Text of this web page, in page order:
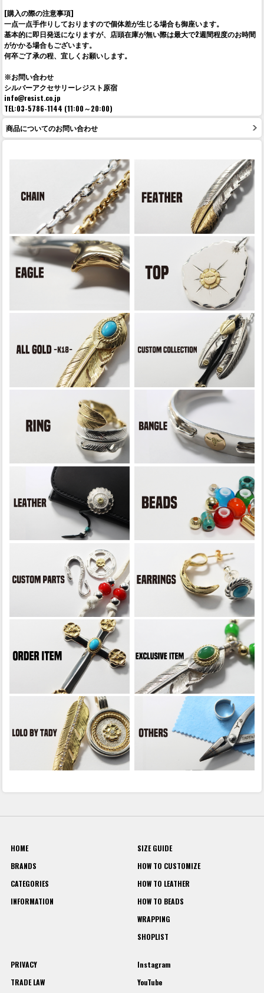
[購入の際の注意事項]
一点一点手作りしておりますので個体差が生じる場合も御座います。
基本的に即日発送になりますが、店頭在庫が無い際は最大で2週間程度のお時間
がかかる場合もございます。
何卒ご了承の程、宜しくお願いします。
※お問い合わせ
シルバーアクセサリーレジスト原宿
info@resist.co.jp
TEL:03-5786-1144 (11:00～20:00)
商品についてのお問い合わせ
HOME
BRANDS
CATEGORIES
INFORMATION
SIZE GUIDE
HOW TO CUSTOMIZE
HOW TO LEATHER
HOW TO BEADS
WRAPPING
SHOPLIST
PRIVACY
TRADE LAW
Instagram
YouTube